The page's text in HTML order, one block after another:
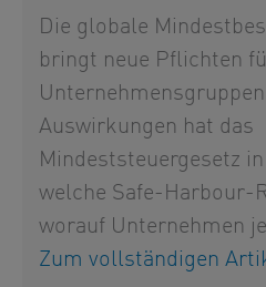
Die globale
bringt neue Pflichten
Auswirkungen hat das
Mindeststeuergesetz
welche Safe-Harbour-
worauf Unternehmen
Zum vollständigen